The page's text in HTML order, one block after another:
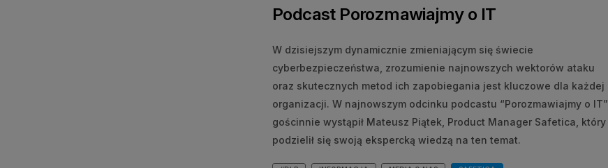
Podcast Porozmawiajmy o IT
W dzisiejszym dynamicznie zmieniającym się świecie
cyberbezpieczeństwa, zrozumienie najnowszych wektorów ataku
oraz skutecznych metod ich zapobiegania jest kluczowe dla każdej
organizacji. W najnowszym odcinku podcastu “Porozmawiajmy o IT”
gościnnie wystąpił Mateusz Piątek, Product Manager Safetica, który
podzielił się swoją ekspercką wiedzą na ten temat.